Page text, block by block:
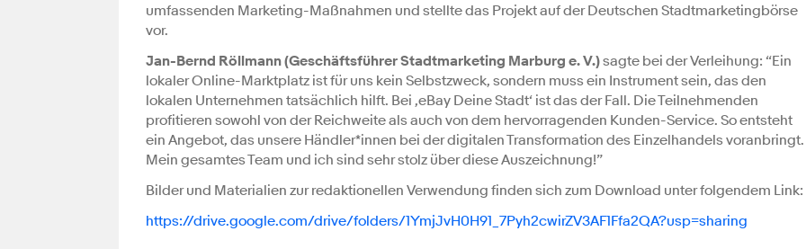
umfassenden Marketing-Maßnahmen und stellte das Projekt auf der Deutschen Stadtmarketingbörse
vor.
Jan-Bernd Röllmann (Geschäftsführer Stadtmarketing Marburg e. V.)sagte bei der Verleihung: “Ein
lokaler Online-Marktplatz ist für uns kein Selbstzweck, sondern muss ein Instrument sein, das den
lokalen Unternehmen tatsächlich hilft. Bei ‚eBay Deine Stadt‘ ist das der Fall. Die Teilnehmenden
profitieren sowohl von der Reichweite als auch von dem hervorragenden Kunden-Service. So entsteht
ein Angebot, das unsere Händler*innen bei der digitalen Transformation des Einzelhandels voranbringt.
Mein gesamtes Team und ich sind sehr stolz über diese Auszeichnung!”
Bilder und Materialien zur redaktionellen Verwendung finden sich zum Download unter folgendem Link:
https://drive.google.com/drive/folders/1YmjJvH0H91_7Pyh2cwirZV3AF1Ffa2QA?usp=sharing